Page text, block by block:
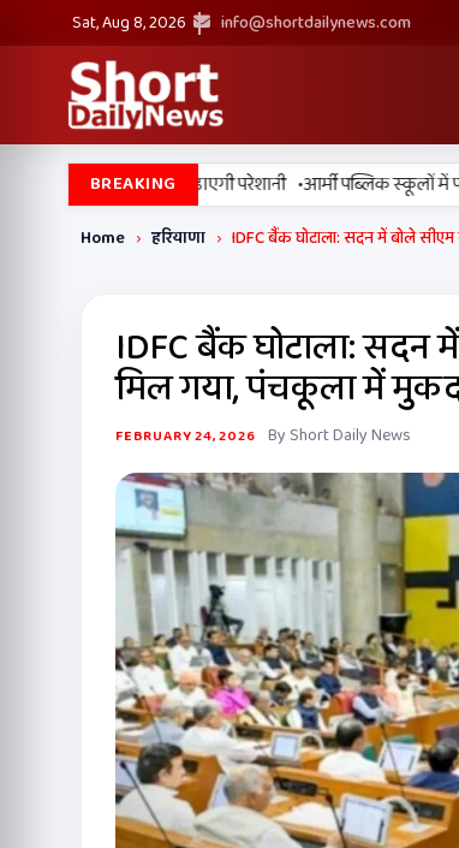
Sat, Aug 8, 2026 info@shortdailynews.com
BREAKING
में मानसून सुस्त, उमस बढ़ाएगी परेशानी •आर्मी पब्लिक स्कूलों में
Home › हरियाणा › IDFC बैंक घोटाला: सदन में बोले
IDFC बैंक घोटाला: सदन
मिल गया, पंचकूला में
FEBRUARY 24, 2026 By Short Daily News